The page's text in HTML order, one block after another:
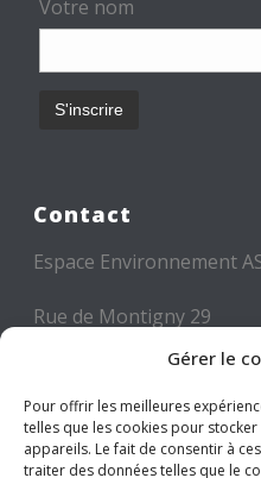
Gérer le
Pour offrir les meilleures
telles que les cookies pour
appareils. Le fait de consentir à
traiter des données telles que le
Votre nom
Contact
Espace Environnement
Rue de Montigny 29
6000 CHARLEROI
Tél: +32 71 300 300
Mail: info@espace-